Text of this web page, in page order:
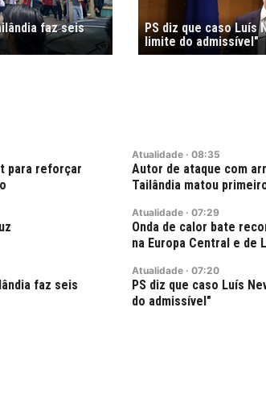
faz seis
PS diz que caso Luís
limite do admissível"
para reforçar
Atualidade · 08:35
Autor de ataque com
Tailândia matou
Atualidade · 07:29
Onda de calor bate
na Europa Central e de
faz seis
Atualidade · 07:20
PS diz que caso Luís
do admissível"